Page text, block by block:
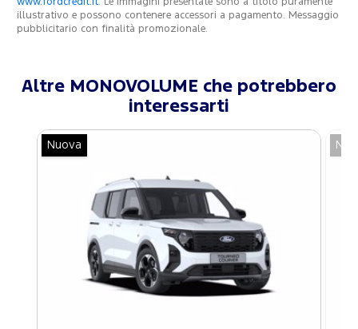
www.fordcredit.it . Le immagini presentate sono a titolo puramente
illustrativo e possono contenere accessori a pagamento. Messaggio
pubblicitario con finalità promozionale.
Altre MONOVOLUME che potrebbero
interessarti
Nuova